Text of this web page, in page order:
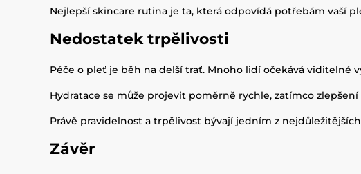
Nejlepší skincare rutina je ta, která odpovídá potřebám vaší
Nedostatek trpělivosti
Péče o pleť je běh na delší trať. Mnoho lidí očekává viditelné
Hydratace se může projevit poměrně rychle, zatímco
Právě pravidelnost a trpělivost bývají jedním z
Závěr